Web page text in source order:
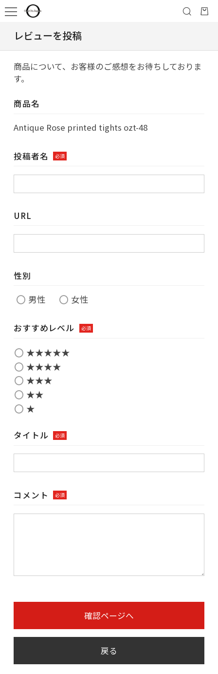
レビューを投稿
商品について、お客様のご感想をお待ちしておりま
す。
商品名
Antique Rose printed tights ozt-48
投稿者名 必須
URL
性別
男性 女性
おすすめレベル 必須
★★★★★
★★★★
★★★
★★
★
タイトル 必須
コメント 必須
確認ページへ
戻る